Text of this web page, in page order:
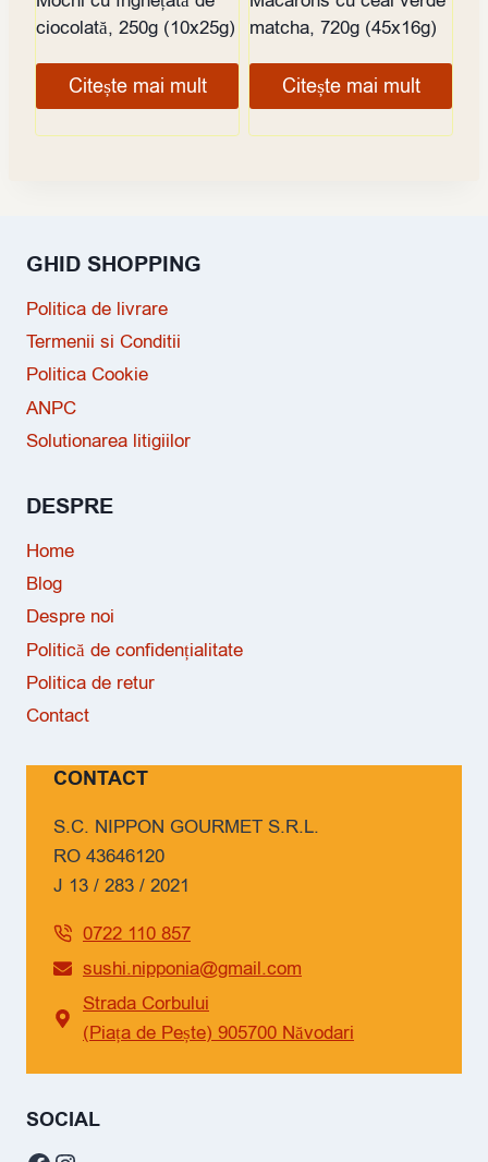
ciocolată, 250g (10x25g)
Citește mai mult
matcha, 720g (45x16g)
Citește mai mult
GHID SHOPPING
Politica de livrare
Termenii si Conditii
Politica Cookie
ANPC
Solutionarea litigiilor
DESPRE
Home
Blog
Despre noi
Politică de confidențialitate
Politica de retur
Contact
CONTACT
S.C. NIPPON GOURMET S.R.L.
RO 43646120
J 13 / 283 / 2021
0722 110 857
sushi.nipponia@gmail.com
Strada Corbului
(Piața de Pește) 905700 Năvodari
SOCIAL